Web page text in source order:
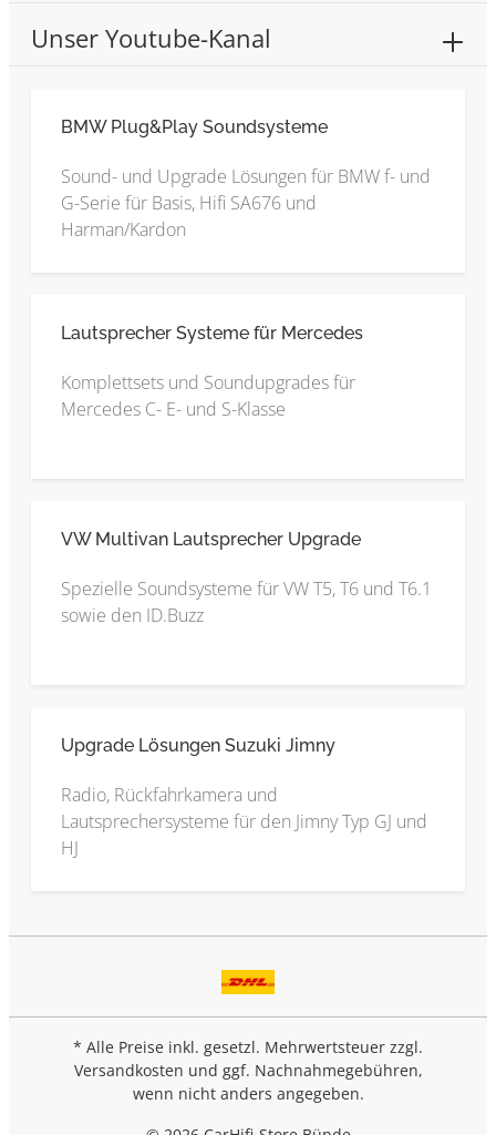
Unser Youtube-Kanal
BMW Plug&Play Soundsysteme
Sound- und Upgrade Lösungen für BMW f- und
G-Serie für Basis, Hifi SA676 und
Harman/Kardon
Lautsprecher Systeme für Mercedes
Komplettsets und Soundupgrades für
Mercedes C- E- und S-Klasse
VW Multivan Lautsprecher Upgrade
Spezielle Soundsysteme für VW T5, T6 und T6.1
sowie den ID.Buzz
Upgrade Lösungen Suzuki Jimny
Radio, Rückfahrkamera und
Lautsprechersysteme für den Jimny Typ GJ und
HJ
* Alle Preise inkl. gesetzl. Mehrwertsteuer zzgl.
Versandkosten und ggf. Nachnahmegebühren,
wenn nicht anders angegeben.